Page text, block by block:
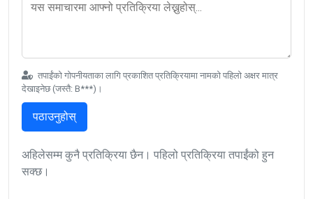
तपाईंको गोपनीयताका लागि प्रकाशित प्रतिक्रियामा नामको पहिलो अक्षर मात्र
देखाइनेछ (जस्तै: B***)।
पठाउनुहोस्
अहिलेसम्म कुनै प्रतिक्रिया छैन। पहिलो प्रतिक्रिया तपाईंको हुन
सक्छ।